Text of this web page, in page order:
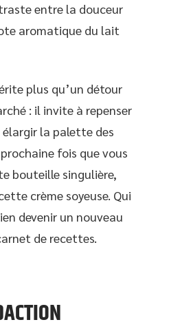
entre la douceur
aromatique du lait
plus qu’un détour
: il invite à repenser
la palette des
fois que vous
bouteille singulière,
crème soyeuse. Qui
devenir un nouveau
de recettes.